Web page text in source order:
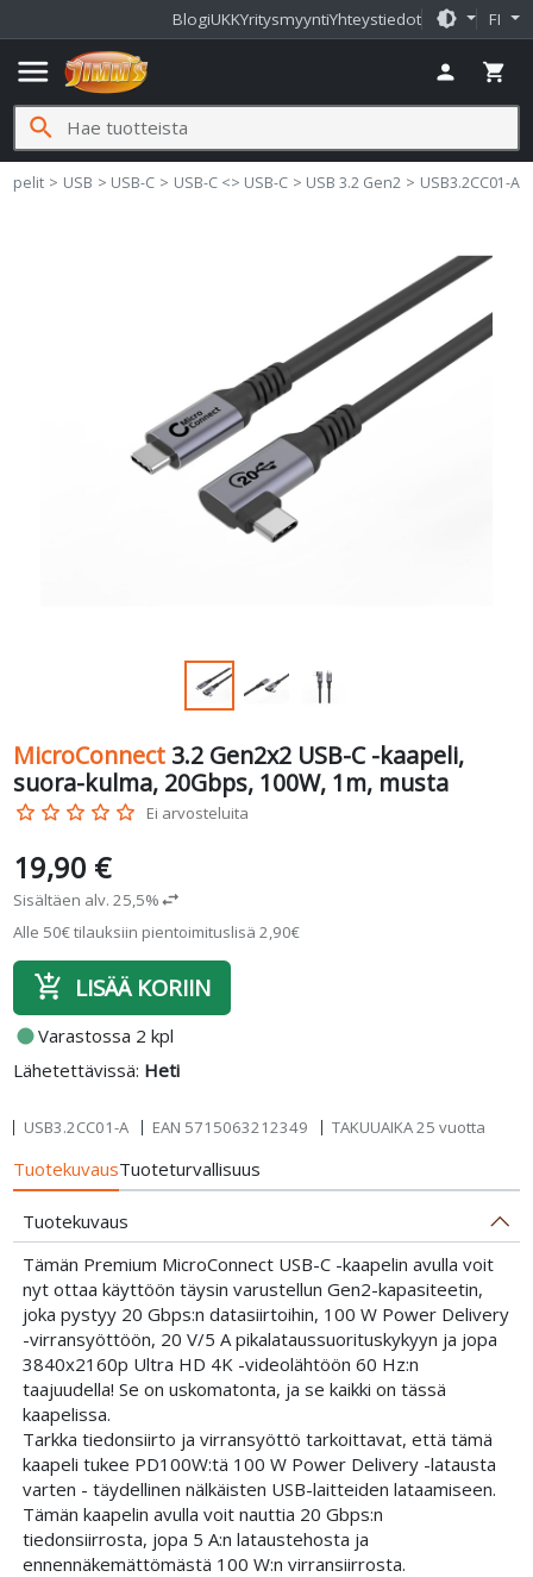
BlogiUKKYritysmyyntiYhteystiedot brightness_medium FI
menu person shopping_cart
search
USB USB-C USB-C <> USB-C USB 3.2 Gen2 USB3.2CC01-A
MicroConnect 3.2 Gen2x2 USB-C -kaapeli,
suora-kulma, 20Gbps, 100W, 1m, musta
star_border star_border star_border star_border star_border Ei arvosteluita
19,90 €
Sisältäen alv. 25,5%swap_horiz
Alle 50€ tilauksiin pientoimituslisä 2,90€
add_shopping_cart LISÄÄ KORIIN
fiber_manual_recordVarastossa 2 kpl
Lähetettävissä: Heti
USB3.2CC01-A EAN 5715063212349 TAKUUAIKA 25 vuotta
TuotekuvausTuoteturvallisuus
Tuotekuvaus
Tämän Premium MicroConnect USB-C -kaapelin avulla voit
nyt ottaa käyttöön täysin varustellun Gen2-kapasiteetin,
joka pystyy 20 Gbps:n datasiirtoihin, 100 W Power Delivery
-virransyöttöön, 20 V/5 A pikalataussuorituskykyyn ja jopa
3840x2160p Ultra HD 4K -videolähtöön 60 Hz:n
taajuudella! Se on uskomatonta, ja se kaikki on tässä
kaapelissa.
Tarkka tiedonsiirto ja virransyöttö tarkoittavat, että tämä
kaapeli tukee PD100W:tä 100 W Power Delivery -latausta
varten - täydellinen nälkäisten USB-laitteiden lataamiseen.
Tämän kaapelin avulla voit nauttia 20 Gbps:n
tiedonsiirrosta, jopa 5 A:n lataustehosta ja
ennennäkemättömästä 100 W:n virransiirrosta.